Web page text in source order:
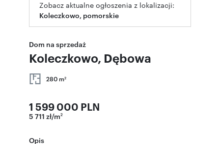
Zobacz aktualne ogłoszenia z lokalizacji:
Koleczkowo, pomorskie
Dom na sprzedaż
Koleczkowo, Dębowa
280 m2
1 599 000 PLN
5 711 zł/m2
Opis